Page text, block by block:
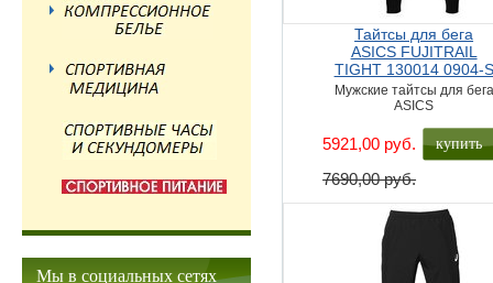
Тайтсы для бега
ASICS FUJITRAIL
TIGHT 130014 0904-S
Мужские тайтсы для бега
ASICS
5921,00 руб.
7690,00 руб.
купить
Мы в социальных сетях